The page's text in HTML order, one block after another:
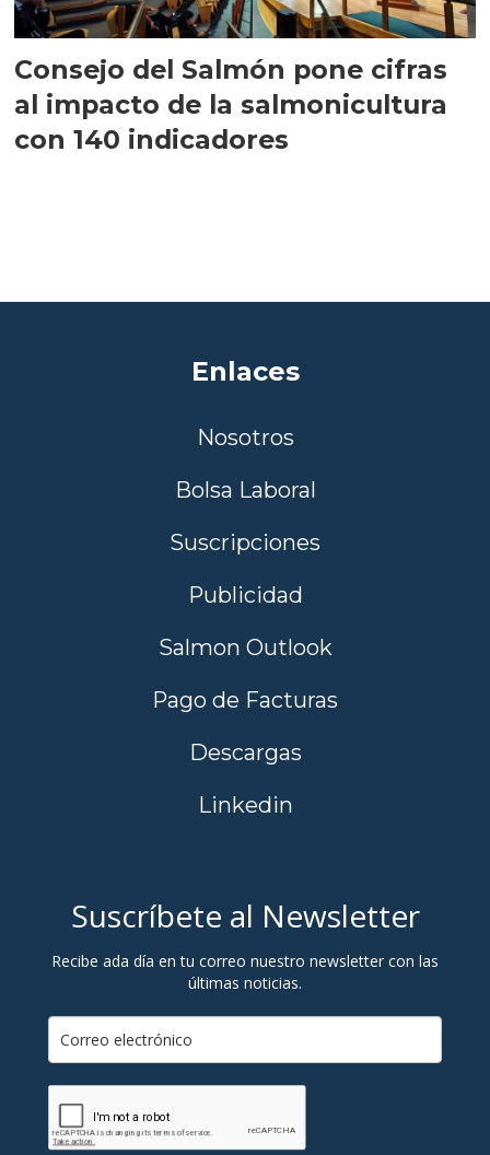
Consejo del Salmón pone cifras
al impacto de la salmonicultura
con 140 indicadores
Enlaces
Nosotros
Bolsa Laboral
Suscripciones
Publicidad
Salmon Outlook
Pago de Facturas
Descargas
Linkedin
Suscríbete al Newsletter
Recibe ada día en tu correo nuestro newsletter con las
últimas noticias.